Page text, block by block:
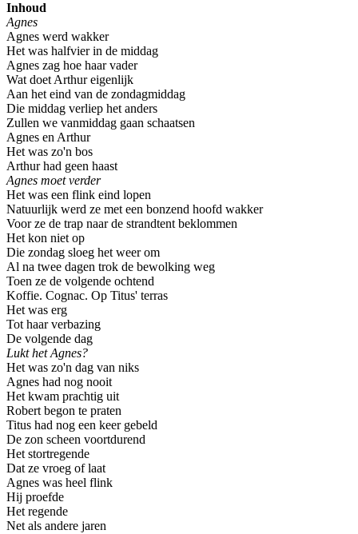
Inhoud
Agnes
Agnes werd wakker
Het was halfvier in de middag
Agnes zag hoe haar vader
Wat doet Arthur eigenlijk
Aan het eind van de zondagmiddag
Die middag verliep het anders
Zullen we vanmiddag gaan schaatsen
Agnes en Arthur
Het was zo'n bos
Arthur had geen haast
Agnes moet verder
Het was een flink eind lopen
Natuurlijk werd ze met een bonzend hoofd wakker
Voor ze de trap naar de strandtent beklommen
Het kon niet op
Die zondag sloeg het weer om
Al na twee dagen trok de bewolking weg
Toen ze de volgende ochtend
Koffie. Cognac. Op Titus' terras
Het was erg
Tot haar verbazing
De volgende dag
Lukt het Agnes?
Het was zo'n dag van niks
Agnes had nog nooit
Het kwam prachtig uit
Robert begon te praten
Titus had nog een keer gebeld
De zon scheen voortdurend
Het stortregende
Dat ze vroeg of laat
Agnes was heel flink
Hij proefde
Het regende
Net als andere jaren